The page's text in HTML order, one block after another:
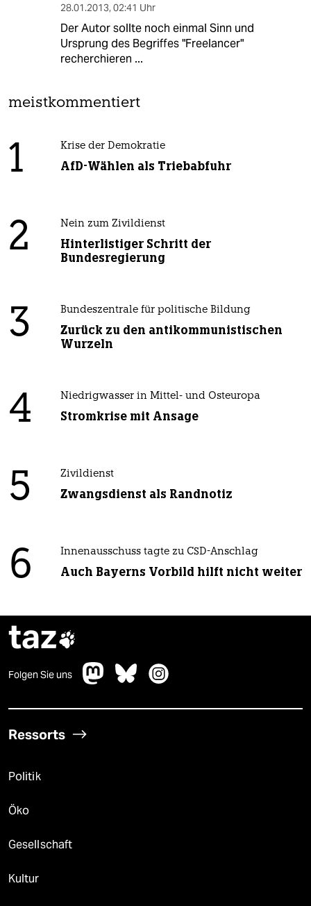
28.01.2013, 02:41 Uhr
Der Autor sollte noch einmal Sinn und
Ursprung des Begriffes "Freelancer"
recherchieren ...
meistkommentiert
1 Krise der Demokratie
AfD-Wählen als Triebabfuhr
2 Nein zum Zivildienst
Hinterlistiger Schritt der
Bundesregierung
3 Bundeszentrale für politische Bildung
Zurück zu den antikommunistischen
Wurzeln
4 Niedrigwasser in Mittel- und Osteuropa
Stromkrise mit Ansage
5 Zivildienst
Zwangsdienst als Randnotiz
6 Innenausschuss tagte zu CSD-Anschlag
Auch Bayerns Vorbild hilft nicht weiter
taz
Folgen Sie uns
Ressorts
Politik
Öko
Gesellschaft
Kultur